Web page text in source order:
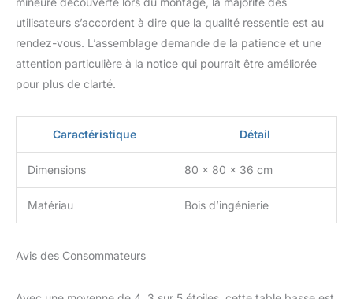
à une livraison rapide.
utilisateurs s’accordent à dire que la qualité ressentie est au
rendez-vous. L’assemblage demande de la patience et une
attention particulière à la notice qui pourrait être améliorée
pour plus de clarté.
Caractéristique Détail
Dimensions 80 x 80 x 36 cm
Matériau Bois d’ingénierie
Avis des Consommateurs